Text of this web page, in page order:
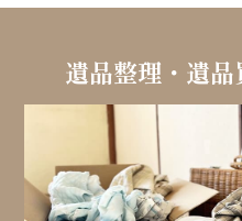
遺品整理・遺